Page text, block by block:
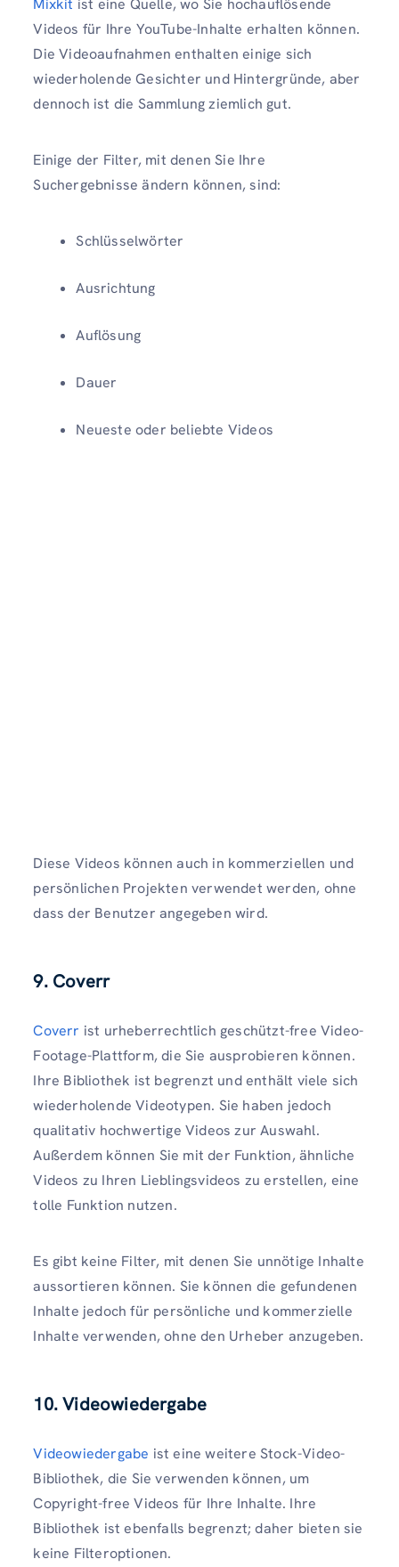
Mixkit ist eine Quelle, wo Sie hochauflösende
Videos für Ihre YouTube-Inhalte erhalten können.
Die Videoaufnahmen enthalten einige sich
wiederholende Gesichter und Hintergründe, aber
dennoch ist die Sammlung ziemlich gut.
Einige der Filter, mit denen Sie Ihre
Suchergebnisse ändern können, sind:
Schlüsselwörter
Ausrichtung
Auflösung
Dauer
Neueste oder beliebte Videos
Diese Videos können auch in kommerziellen und
persönlichen Projekten verwendet werden, ohne
dass der Benutzer angegeben wird.
9. Coverr
Coverr ist urheberrechtlich geschützt-free Video-
Footage-Plattform, die Sie ausprobieren können.
Ihre Bibliothek ist begrenzt und enthält viele sich
wiederholende Videotypen. Sie haben jedoch
qualitativ hochwertige Videos zur Auswahl.
Außerdem können Sie mit der Funktion, ähnliche
Videos zu Ihren Lieblingsvideos zu erstellen, eine
tolle Funktion nutzen.
Es gibt keine Filter, mit denen Sie unnötige Inhalte
aussortieren können. Sie können die gefundenen
Inhalte jedoch für persönliche und kommerzielle
Inhalte verwenden, ohne den Urheber anzugeben.
10. Videowiedergabe
Videowiedergabe ist eine weitere Stock-Video-
Bibliothek, die Sie verwenden können, um
Copyright-free Videos für Ihre Inhalte. Ihre
Bibliothek ist ebenfalls begrenzt; daher bieten sie
keine Filteroptionen.